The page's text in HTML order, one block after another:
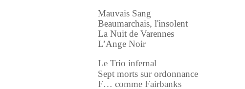
Mauvais Sang
Beaumarchais, l'insolent
La Nuit de Varennes
L’Ange Noir
Le Trio infernal
Sept morts sur ordonnance
F… comme Fairbanks